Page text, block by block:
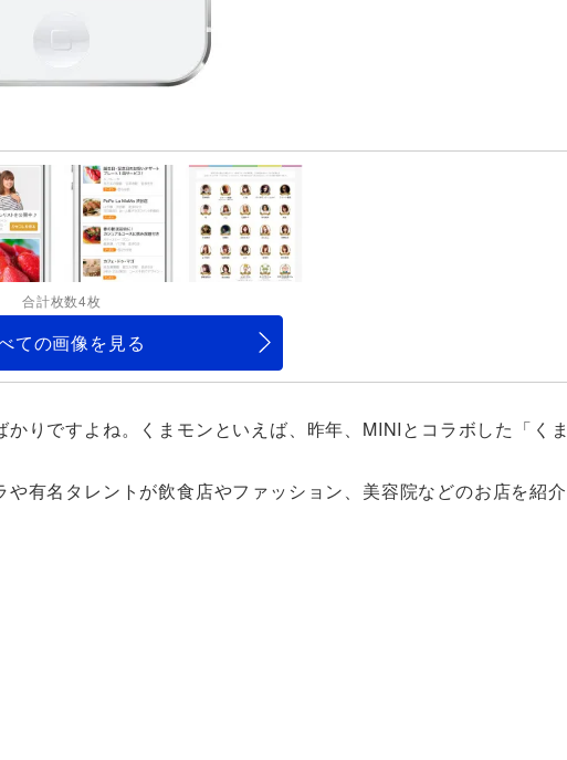
合計枚数4枚
ての画像を見る
りですよね。くまモンといえば、昨年、MINIとコラボした「くま
有名タレントが飲食店やファッション、美容院などのお店を紹介